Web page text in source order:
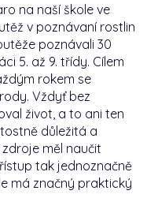
na naší škole ve
v poznávaní rostlin
poznávali 30
5. až 9. třídy. Cílem
rokem se
Vždyť bez
život, a to ani ten
důležitá a
měl naučit
tak jednoznačně
má značný praktický